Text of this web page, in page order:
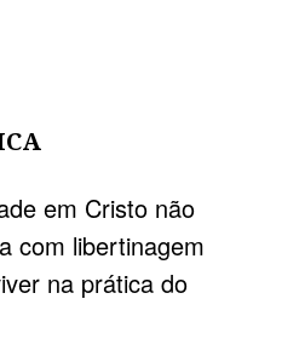
em Cristo não
com libertinagem
na prática do